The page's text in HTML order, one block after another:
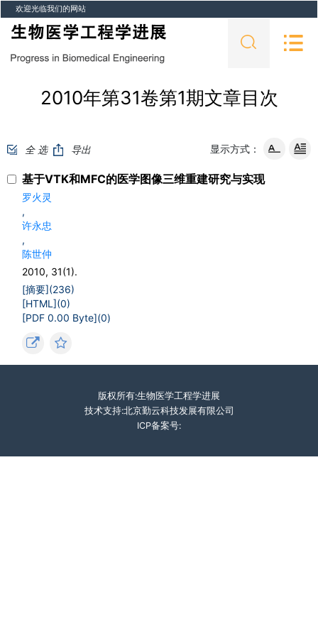
欢迎光临我们的网站
2010年第31卷第1期文章目次
全 选 导出 显示方式：
基于VTK和MFC的医学图像三维重建研究与实现
罗火灵
,
许永忠
,
陈世仲
2010, 31(1).
[摘要](236)
[HTML](0)
[PDF 0.00 Byte](0)
版权所有:生物医学工程学进展
技术支持:北京勤云科技发展有限公司
ICP备案号: